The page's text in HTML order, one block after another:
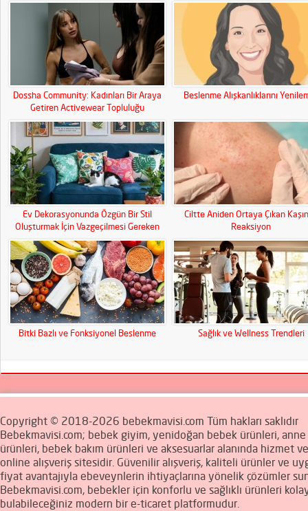
Dossha Community: Kadınları Bir Araya
Getiren Activewear Topluluğu
Beslenme Alışkanlıklarını
Ev Dekorasyonunda Özgün Bir Stil
Oluşturmak İçin Vazgeçilmesi Gereken
Parçalar
Ciltte Aniden Ortaya Çıkan
Reaksiyon
Bitki Bazlı ve Fonksiyonel Beslenme Sağlık ve Wellness Trendleri
Copyright © 2018-2026 bebekmavisi.com Tüm hakları saklıdır
Bebekmavisi.com; bebek giyim, yenidoğan bebek ürünleri,
ürünleri, bebek bakım ürünleri ve aksesuarlar alanında hizmet
online alışveriş sitesidir. Güvenilir alışveriş, kaliteli ürünler ve
fiyat avantajıyla ebeveynlerin ihtiyaçlarına yönelik çözümler
Bebekmavisi.com, bebekler için konforlu ve sağlıklı ürünleri
bulabileceğiniz modern bir e-ticaret platformudur.